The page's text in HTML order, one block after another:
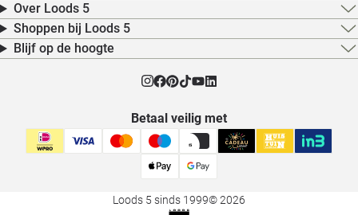
Over Loods 5
Shoppen bij Loods 5
Blijf op de hoogte
Betaal veilig met
Loods 5 sinds 1999© 2026